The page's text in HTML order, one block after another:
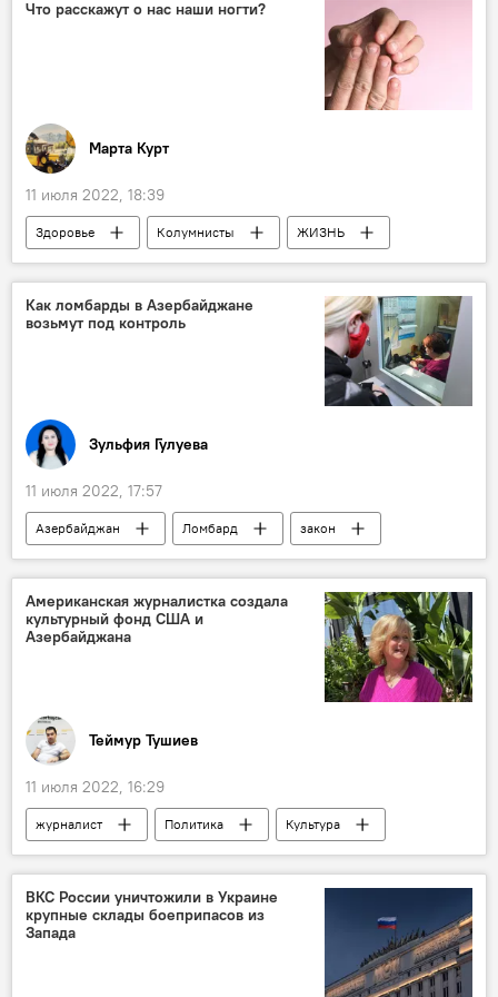
Что расскажут о нас наши ногти?
Марта Курт
11 июля 2022, 18:39
Здоровье Колумнисты ЖИЗНЬ
Как ломбарды в Азербайджане
возьмут под контроль
Зульфия Гулуева
11 июля 2022, 17:57
Азербайджан Ломбард
закон
Законопроект
контроль
Экономика
ЖИЗНЬ
Американская журналистка создала
культурный фонд США и
Азербайджана
Теймур Тушиев
11 июля 2022, 16:29
журналист Политика
Культура
фонд
США Азербайджан
ВКС России уничтожили в Украине
крупные склады боеприпасов из
Запада